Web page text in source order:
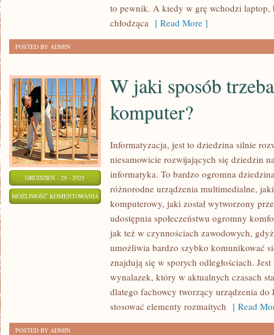
GOSPODARKI
CZŁOWIEKA
to pewnik. A kiedy w grę wchodzi laptop,
chłodząca [ Read More ]
POSTED BY ADMIN
GRUDZIEŃ - 29 - 2025
MOŻLIWOŚĆ KOMENTOWANIA
TRZEBA
SWÓJ
KOMPUTER?
W jaki sposób
komputer?
Informatyzacja, jest to dziedzina silnie
niesamowicie rozwijających się dziedzin
informatyka. To bardzo ogromna
różnorodne urządzenia multimedialne,
komputerowy, jaki został wytworzony
udostępnia społeczeństwu ogromny
jak też w czynnościach zawodowych,
umożliwia bardzo szybko komunikować
znajdują się w sporych odległościach.
wynalazek, który w aktualnych czasach
dlatego fachowcy tworzący urządzenia
stosować elementy rozmaitych [ Read
POSTED BY ADMIN